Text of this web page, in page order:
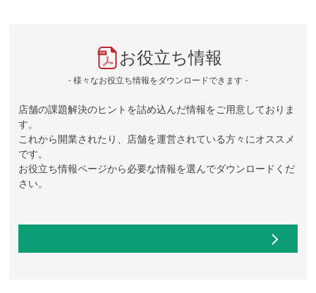
お役立ち情報
- 様々なお役立ち情報をダウンロードできます -
店舗の課題解決のヒントを詰め込んだ情報をご用意しておりま
す。
これから開業されたり、店舗を運営されている方々にオススメ
です。
お役立ち情報ページから必要な情報を選んでダウンロードくだ
さい。